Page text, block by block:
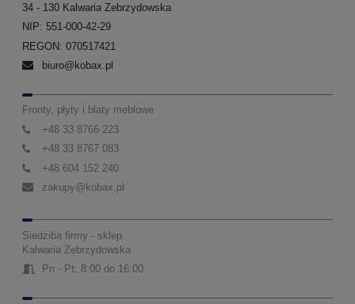
34 - 130 Kalwaria Zebrzydowska
NIP: 551-000-42-29
REGON: 070517421
biuro@kobax.pl
Fronty, płyty i blaty meblowe
+48 33 8766 223
+48 33 8767 083
+48 604 152 240
zakupy@kobax.pl
Siedziba firmy - sklep
Kalwaria Zebrzydowska
Pn - Pt: 8:00 do 16:00